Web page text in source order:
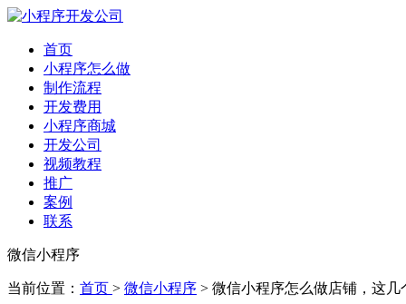
首页
小程序怎么做
制作流程
开发费用
小程序商城
开发公司
视频教程
推广
案例
联系
微信小程序
当前位置： 首页 > 微信小程序 > 微信小程序怎么做店铺，这几